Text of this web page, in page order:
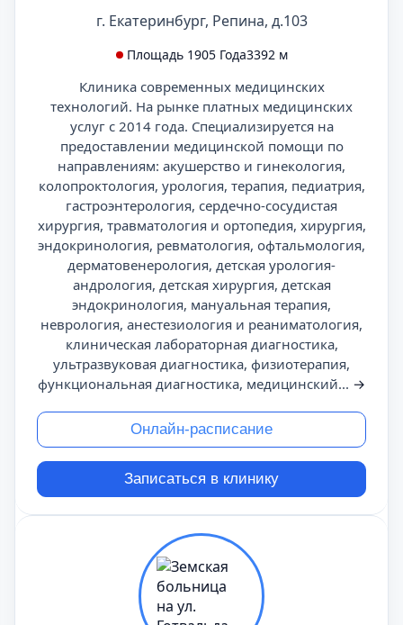
г. Екатеринбург, Репина, д.103
Площадь 1905 Года3392 м
Клиника современных медицинских
технологий. На рынке платных медицинских
услуг с 2014 года. Специализируется на
предоставлении медицинской помощи по
направлениям: акушерство и гинекология,
колопроктология, урология, терапия, педиатрия,
гастроэнтерология, сердечно-сосудистая
хирургия, травматология и ортопедия, хирургия,
эндокринология, ревматология, офтальмология,
дерматовенерология, детская урология-
андрология, детская хирургия, детская
эндокринология, мануальная терапия,
неврология, анестезиология и реаниматология,
клиническая лабораторная диагностика,
ультразвуковая диагностика, физиотерапия,
функциональная диагностика, медицинский... →
Онлайн-расписание
Записаться в клинику